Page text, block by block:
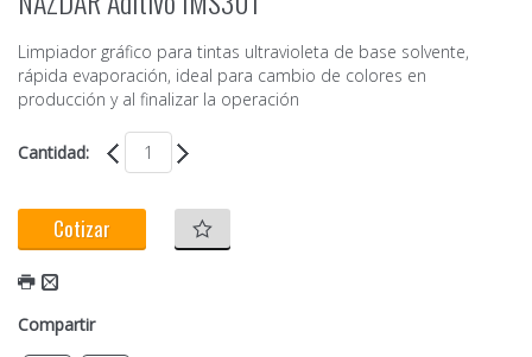
Limpiador gráfico para tintas ultravioleta de base solvente,
rápida evaporación, ideal para cambio de colores en
producción y al finalizar la operación
Cantidad:
Cotizar
Compartir